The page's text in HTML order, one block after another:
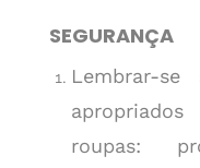
SEGURANÇA
Lembrar-
roupas: